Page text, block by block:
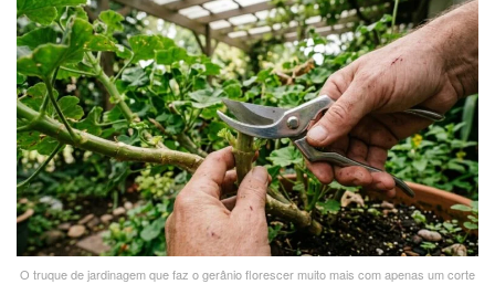
O truque de jardinagem que faz o gerânio florescer muito mais com apenas um corte